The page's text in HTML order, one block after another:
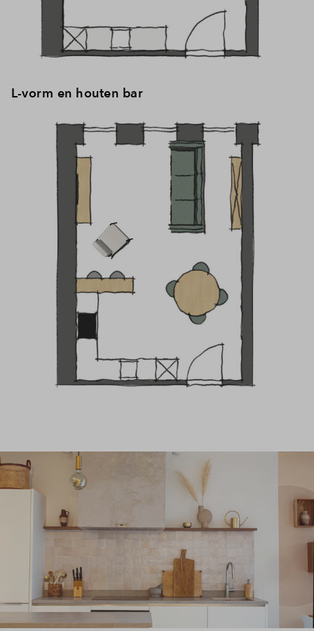
L-vorm en houten bar